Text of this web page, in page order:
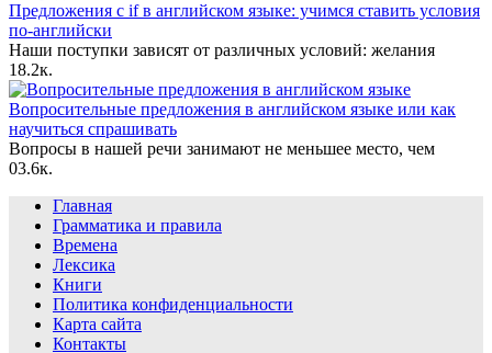
Предложения с if в английском языке: учимся ставить условия
по-английски
Наши поступки зависят от различных условий: желания
18.2к.
Вопросительные предложения в английском языке или как
научиться спрашивать
Вопросы в нашей речи занимают не меньшее место, чем
03.6к.
Главная
Грамматика и правила
Времена
Лексика
Книги
Политика конфиденциальности
Карта сайта
Контакты